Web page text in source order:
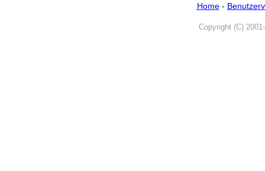
Home-
Copyright (C)